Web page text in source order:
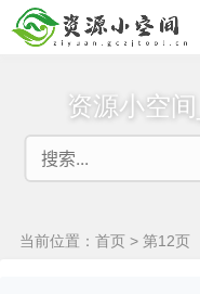
资源小空
当前位置： 首页 > 第12页